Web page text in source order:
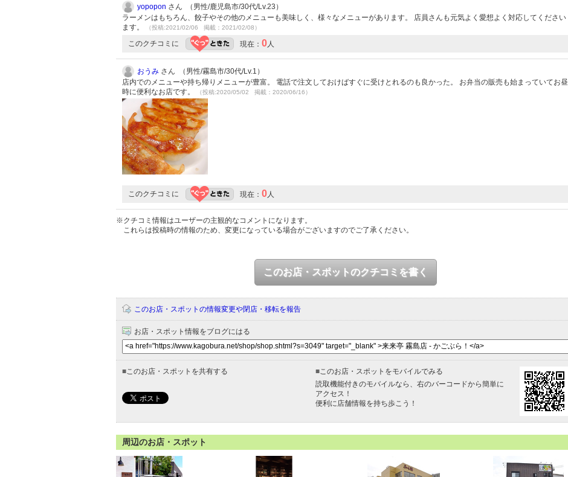
yopopon さん （男性/鹿児島市/30代/Lv.23）
ラーメンはもちろん、餃子やその他のメニューも美味しく、様々なメニューがあります。 店員さんも元気よく愛想よく対応してください
ます。
（投稿:2021/02/06 掲載：2021/02/08）
このクチコミに 現在： 0 人
おうみ さん （男性/霧島市/30代/Lv.1）
店内でのメニューや持ち帰りメニューが豊富。 電話で注文しておけばすぐに受けとれるのも良かった。 お弁当の販売も始まっていてお昼
時に便利なお店です。
（投稿:2020/05/02 掲載：2020/06/16）
このクチコミに 現在： 0 人
※クチコミ情報はユーザーの主観的なコメントになります。
これらは投稿時の情報のため、変更になっている場合がございますのでご了承ください。
このお店・スポットのクチコミを書く
このお店・スポットの情報変更や閉店・移転を報告
お店・スポット情報をブログにはる
■ このお店・スポットを共有する ■ このお店・スポットをモバイルでみる
読取機能付きのモバイルなら、右のバーコードから簡単に
アクセス！
便利に店舗情報を持ち歩こう！
周辺のお店・スポット